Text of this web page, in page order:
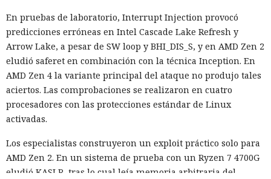
En pruebas de laboratorio, Interrupt Injection provocó
predicciones erróneas en Intel Cascade Lake Refresh y
Arrow Lake, a pesar de SW loop y BHI_DIS_S, y en AMD Zen 2
eludió saferet en combinación con la técnica Inception. En
AMD Zen 4 la variante principal del ataque no produjo tales
aciertos. Las comprobaciones se realizaron en cuatro
procesadores con las protecciones estándar de Linux
activadas.
Los especialistas construyeron un exploit práctico solo para
AMD Zen 2. En un sistema de prueba con un Ryzen 7 4700G
eludió KASLR, tras lo cual leía memoria arbitraria del